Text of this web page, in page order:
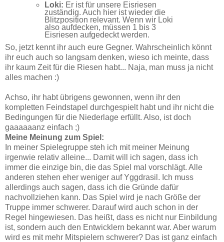
Loki: Er ist für unsere Eisriesen
zuständig. Auch hier ist wieder die
Blitzposition relevant. Wenn wir Loki
also aufdecken, müssen 1 bis 3
Eisriesen aufgedeckt werden.
So, jetzt kennt ihr auch eure Gegner. Wahrscheinlich könnt
ihr euch auch so langsam denken, wieso ich meinte, dass
ihr kaum Zeit für die Riesen habt... Naja, man muss ja nicht
alles machen :)
Achso, ihr habt übrigens gewonnen, wenn ihr den
kompletten Feindstapel durchgespielt habt und ihr nicht die
Bedingungen für die Niederlage erfüllt. Also, ist doch
gaaaaaanz einfach ;)
Meine Meinung zum Spiel:
In meiner Spielegruppe steh ich mit meiner Meinung
irgenwie relativ alleine... Damit will ich sagen, dass ich
immer die einzige bin, die das Spiel mal vorschlägt. Alle
anderen stehen eher weniger auf Yggdrasil. Ich muss
allerdings auch sagen, dass ich die Gründe dafür
nachvollziehen kann. Das Spiel wird je nach Größe der
Truppe immer schwerer. Darauf wird auch schon in der
Regel hingewiesen. Das heißt, dass es nicht nur Einbildung
ist, sondern auch den Entwicklern bekannt war. Aber warum
wird es mit mehr Mitspielern schwerer? Das ist ganz einfach